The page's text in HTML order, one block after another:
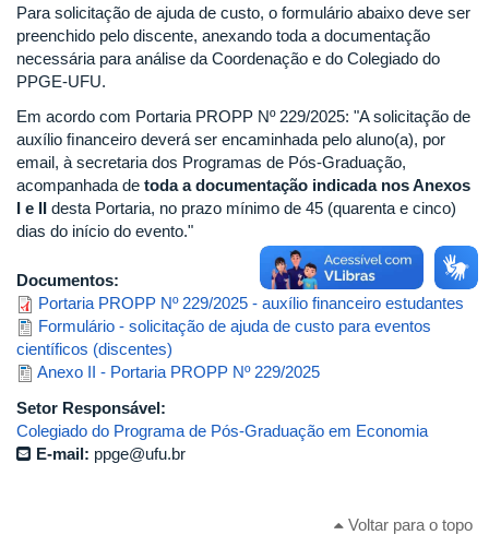
Para solicitação de ajuda de custo, o formulário abaixo deve ser
preenchido pelo discente, anexando toda a documentação
necessária para análise da Coordenação e do Colegiado do
PPGE-UFU.
Em acordo com Portaria PROPP Nº 229/2025: "A solicitação de
auxílio ﬁnanceiro deverá ser encaminhada pelo aluno(a), por
email, à secretaria dos Programas de Pós-Graduação,
acompanhada de toda a documentação indicada nos Anexos
I e II desta Portaria, no prazo mínimo de 45 (quarenta e cinco)
dias do início do evento."
Documentos:
Portaria PROPP Nº 229/2025 - auxílio financeiro estudantes
Formulário - solicitação de ajuda de custo para eventos
científicos (discentes)
Anexo II - Portaria PROPP Nº 229/2025
Setor Responsável:
Colegiado do Programa de Pós-Graduação em Economia
E-mail: ppge@ufu.br
Voltar para o topo